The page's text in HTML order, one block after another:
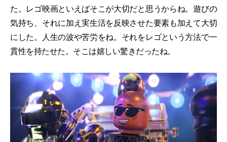
た。レゴ映画といえばそこが大切だと思うからね。遊びの
気持ち、それに加え実生活を反映させた要素も加えて大切
にした。人生の波や苦労をね。それをレゴという方法で一
貫性を持たせた。そこは嬉しい驚きだったね。